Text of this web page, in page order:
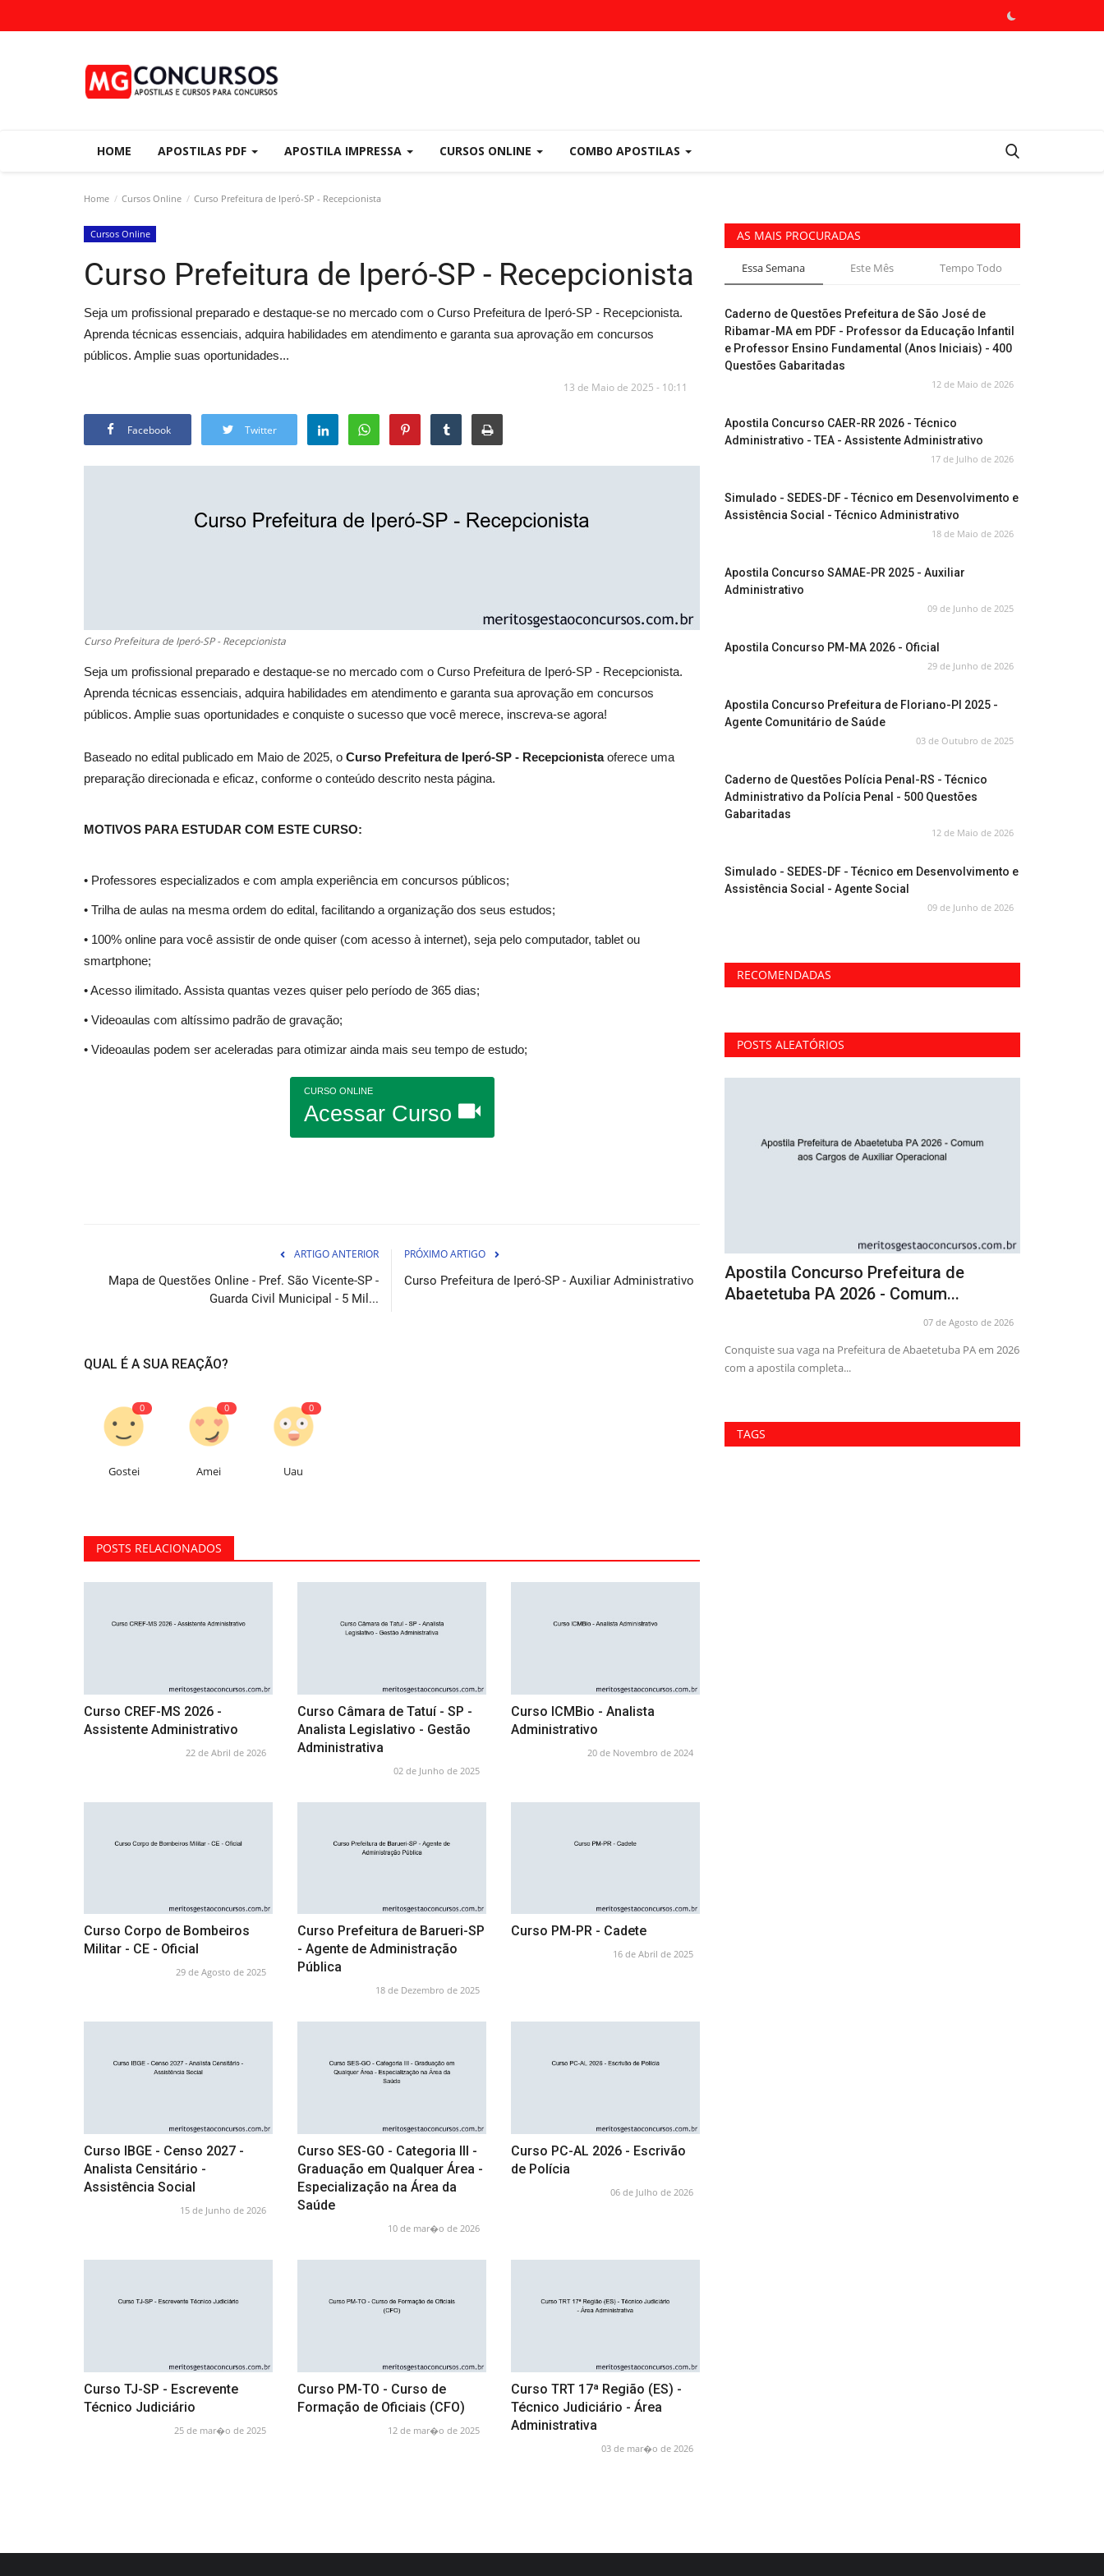
HOME APOSTILAS PDF APOSTILA IMPRESSA CURSOS ONLINE COMBO APOSTILAS
Home Cursos Online Curso Prefeitura de Iperó-SP - Recepcionista
Cursos Online
Curso Prefeitura de Iperó-SP - Recepcionista
Seja um profissional preparado e destaque-se no mercado com o Curso Prefeitura de Iperó-SP - Recepcionista.
Aprenda técnicas essenciais, adquira habilidades em atendimento e garanta sua aprovação em concursos
públicos. Amplie suas oportunidades...
13 de Maio de 2025 - 10:11
Facebook Twitter
Curso Prefeitura de Iperó-SP - Recepcionista
Seja um profissional preparado e destaque-se no mercado com o Curso Prefeitura de Iperó-SP - Recepcionista.
Aprenda técnicas essenciais, adquira habilidades em atendimento e garanta sua aprovação em concursos
públicos. Amplie suas oportunidades e conquiste o sucesso que você merece, inscreva-se agora!
Baseado no edital publicado em Maio de 2025, o Curso Prefeitura de Iperó-SP - Recepcionistaoferece uma
preparação direcionada e eficaz, conforme o conteúdo descrito nesta página.
MOTIVOS PARA ESTUDAR COM ESTE CURSO:
• Professores especializados e com ampla experiência em concursos públicos;
• Trilha de aulas na mesma ordem do edital, facilitando a organização dos seus estudos;
• 100% online para você assistir de onde quiser (com acesso à internet), seja pelo computador, tablet ou
smartphone;
• Acesso ilimitado. Assista quantas vezes quiser pelo período de 365 dias;
• Videoaulas com altíssimo padrão de gravação;
• Videoaulas podem ser aceleradas para otimizar ainda mais seu tempo de estudo;
CURSO ONLINE
Acessar Curso
ARTIGO ANTERIOR
Mapa de Questões Online - Pref. São Vicente-SP -
Guarda Civil Municipal - 5 Mil...
PRÓXIMO ARTIGO
Curso Prefeitura de Iperó-SP - Auxiliar Administrativo
QUAL É A SUA REAÇÃO?
0
Gostei
0
Amei
0
Uau
POSTS RELACIONADOS
Curso CREF-MS 2026 -
Assistente Administrativo
22 de Abril de 2026
Curso Câmara de Tatuí - SP -
Analista Legislativo - Gestão
Administrativa
02 de Junho de 2025
Curso ICMBio - Analista
Administrativo
20 de Novembro de 2024
Curso Corpo de Bombeiros
Militar - CE - Oficial
29 de Agosto de 2025
Curso Prefeitura de Barueri-SP
- Agente de Administração
Pública
18 de Dezembro de 2025
Curso PM-PR - Cadete
16 de Abril de 2025
Curso IBGE - Censo 2027 -
Analista Censitário -
Assistência Social
15 de Junho de 2026
Curso SES-GO - Categoria III -
Graduação em Qualquer Área -
Especialização na Área da
Saúde
10 de mar�o de 2026
Curso PC-AL 2026 - Escrivão
de Polícia
06 de Julho de 2026
Curso TJ-SP - Escrevente
Técnico Judiciário
25 de mar�o de 2025
Curso PM-TO - Curso de
Formação de Oficiais (CFO)
12 de mar�o de 2025
Curso TRT 17ª Região (ES) -
Técnico Judiciário - Área
Administrativa
03 de mar�o de 2026
AS MAIS PROCURADAS
Essa Semana Este Mês Tempo Todo
Caderno de Questões Prefeitura de São José de
Ribamar-MA em PDF - Professor da Educação Infantil
e Professor Ensino Fundamental (Anos Iniciais) - 400
Questões Gabaritadas
12 de Maio de 2026
Apostila Concurso CAER-RR 2026 - Técnico
Administrativo - TEA - Assistente Administrativo
17 de Julho de 2026
Simulado - SEDES-DF - Técnico em Desenvolvimento e
Assistência Social - Técnico Administrativo
18 de Maio de 2026
Apostila Concurso SAMAE-PR 2025 - Auxiliar
Administrativo
09 de Junho de 2025
Apostila Concurso PM-MA 2026 - Oficial
29 de Junho de 2026
Apostila Concurso Prefeitura de Floriano-PI 2025 -
Agente Comunitário de Saúde
03 de Outubro de 2025
Caderno de Questões Polícia Penal-RS - Técnico
Administrativo da Polícia Penal - 500 Questões
Gabaritadas
12 de Maio de 2026
Simulado - SEDES-DF - Técnico em Desenvolvimento e
Assistência Social - Agente Social
09 de Junho de 2026
RECOMENDADAS
POSTS ALEATÓRIOS
Combo Prefeitura de Santos - SP 2026 -
Secretário de Unidade...
2026 com a ajuda do Combo...
Apostila Concurso Prefeitura de
Abaetetuba PA 2026 - Auxiliar...
Apostila Concurso Prefeitura de
Abaetetuba PA 2026 - Comum...
07 de Agosto de 2026
Conquiste sua vaga na Prefeitura de Abaetetuba PA em 2026
com a apostila completa...
TAGS